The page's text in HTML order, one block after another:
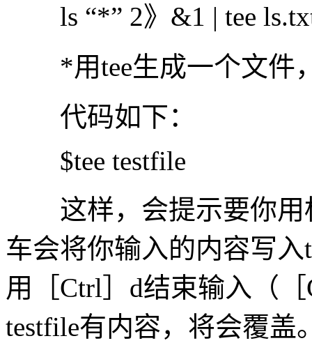
ls “*” 2》&1 | tee
*用tee生成一个文件
代码如下：
$tee testfile
这样，会提示要你用
车会将你输入的内容写
用［Ctrl］d结束输入（
testfile有内容，将会覆盖